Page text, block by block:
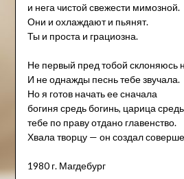
и нега чистой свежести мимозной.
Они и охлаждают и пьянят.
Ты и проста и грациозна.
Не первый пред тобой склоняюсь
И не однажды песнь тебе звучала.
Но я готов начать ее сначала
богиня средь богинь, царица
тебе по праву отдано главенство.
Хвала творцу — он создал
1980 г. Магдебург